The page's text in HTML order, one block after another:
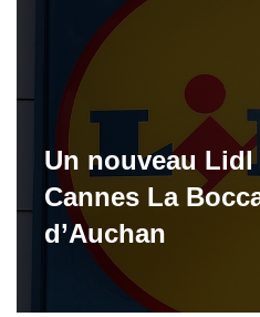
Un nouveau Lidl
Cannes La
d’Auchan